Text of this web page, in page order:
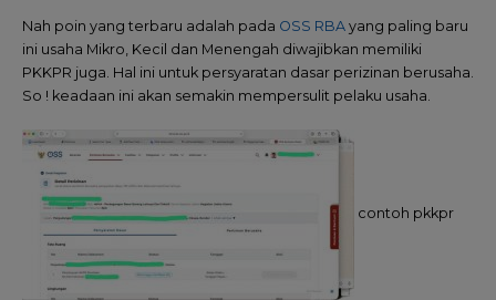
Nah poin yang terbaru adalah pada OSS RBA yang paling baru
ini usaha Mikro, Kecil dan Menengah diwajibkan memiliki
PKKPR juga. Hal ini untuk persyaratan dasar perizinan berusaha.
So ! keadaan ini akan semakin mempersulit pelaku usaha.
contoh pkkpr